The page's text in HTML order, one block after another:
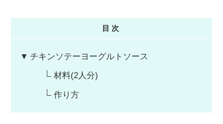
目次
チキンソテーヨーグルトソース
材料(2人分)
作り方